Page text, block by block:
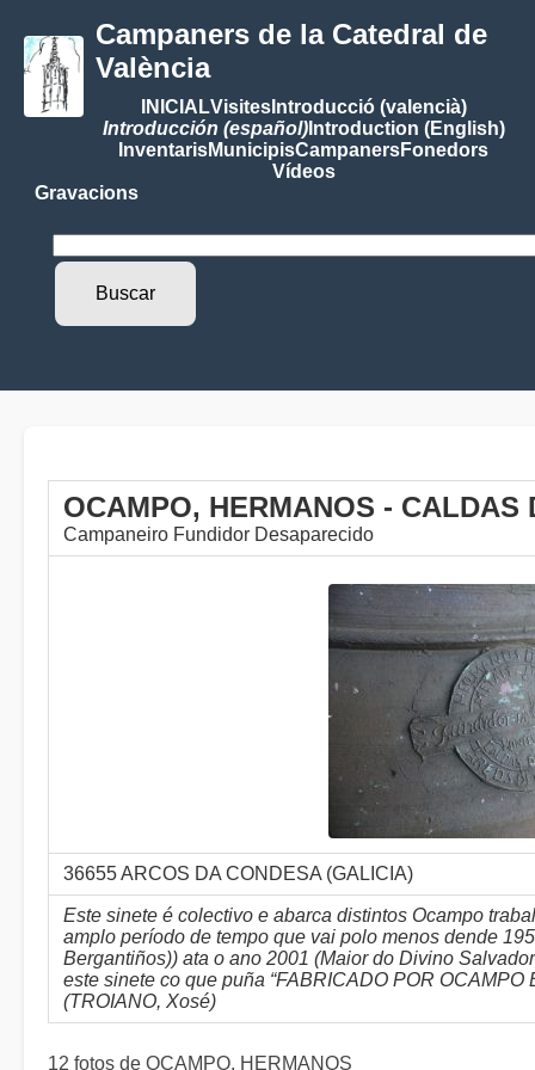
Campaners de la Catedral de
València
INICIALVisitesIntroducció (valencià)
Introducción (español)Introduction (English)
InventarisMunicipisCampanersFonedors
Vídeos
Gravacions
OCAMPO, HERMANOS - CALDAS
Campaneiro Fundidor Desaparecido
36655 ARCOS DA CONDESA (GALICIA)
Este sinete é colectivo e abarca distintos Ocampo
amplo período de tempo que vai polo menos dende
Bergantiños)) ata o ano 2001 (Maior do Divino
este sinete co que puña “FABRICADO POR
(TROIANO, Xosé)
12 fotos de OCAMPO, HERMANOS